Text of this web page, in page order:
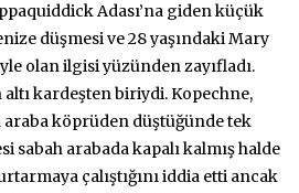
Adası’na giden küçük
düşmesi ve 28 yaşındaki Mary
olan ilgisi yüzünden zayıfladı.
kardeşten biriydi. Kopechne,
araba köprüden düştüğünde tek
sabah arabada kapalı kalmış halde
çalıştığını iddia etti ancak